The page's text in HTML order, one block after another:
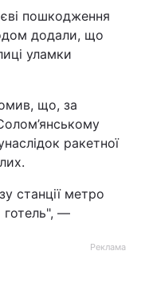
пошкодження
додали, що
уламки
що, за
ракетної
станції метро
готель", —
Реклама